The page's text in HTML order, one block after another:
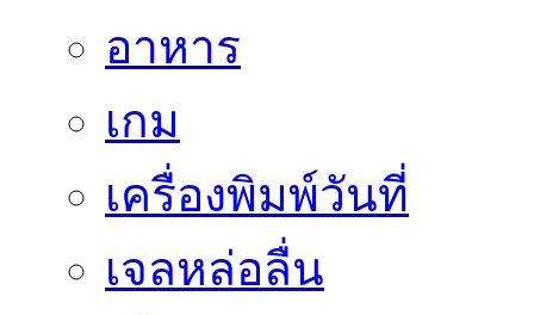
อาหาร
เกม
เครื่องพิมพ์วันที่
เจลหล่อลื่น